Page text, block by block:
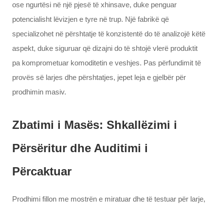
ose ngurtësi në një pjesë të xhinsave, duke penguar
potencialisht lëvizjen e tyre në trup. Një fabrikë që
specializohet në përshtatje të konzistentë do të analizojë këtë
aspekt, duke siguruar që dizajni do të shtojë vlerë produktit
pa komprometuar komoditetin e veshjes. Pas përfundimit të
provës së larjes dhe përshtatjes, jepet leja e gjelbër për
prodhimin masiv.
Zbatimi i Masës: Shkallëzimi i
Përsëritur dhe Auditimi i
Përcaktuar
Prodhimi fillon me mostrën e miratuar dhe të testuar për larje,